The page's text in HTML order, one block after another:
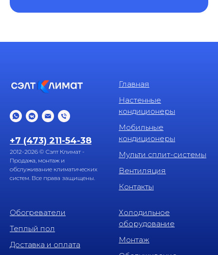
+7 (473) 211-54-38
2012-2026 © Сэлт Климат -
Продажа, монтаж и
обслуживание климатических
систем. Все права защищены.
Главная
Настенные
кондиционеры
Мобильные
кондиционеры
Мульти сплит-системы
Вентиляция
Контакты
Обогреватели
Теплый пол
Доставка и оплата
Холодильное
оборудование
Монтаж